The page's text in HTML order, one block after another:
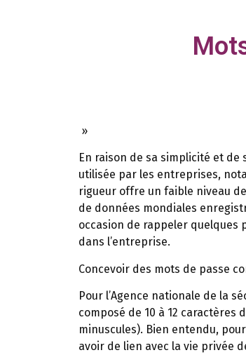
»
En raison de sa simplicité et
utilisée par les entreprises,
rigueur offre un faible niveau
de données mondiales
occasion de rappeler
dans l’entreprise.
Concevoir des mots de passe
Pour l’Agence nationale de la
composé de 10 à 12
minuscules). Bien entendu,
avoir de lien avec la vie privée